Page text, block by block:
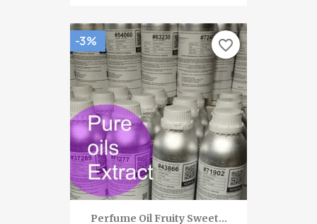
Perfume Oil Fruity Sweet...
-3% favorite_border